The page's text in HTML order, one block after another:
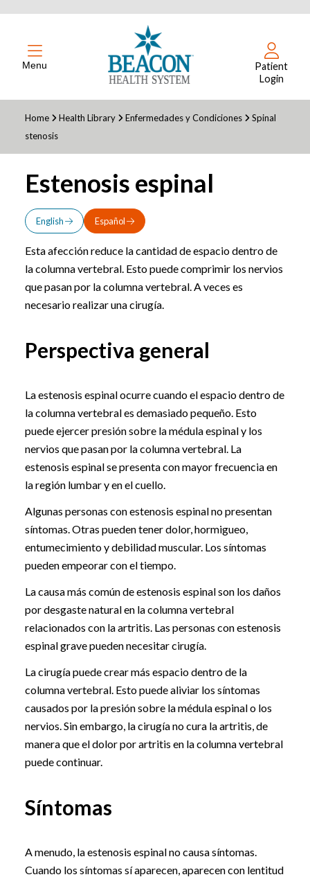
Menu
Patient
Login
Home Health Library Enfermedades y Condiciones
Spinal
stenosis
Estenosis espinal
English Español
Esta afección reduce la cantidad de espacio dentro de
la columna vertebral. Esto puede comprimir los nervios
que pasan por la columna vertebral. A veces es
necesario realizar una cirugía.
Perspectiva general
La estenosis espinal ocurre cuando el espacio dentro de
la columna vertebral es demasiado pequeño. Esto
puede ejercer presión sobre la médula espinal y los
nervios que pasan por la columna vertebral. La
estenosis espinal se presenta con mayor frecuencia en
la región lumbar y en el cuello.
Algunas personas con estenosis espinal no presentan
síntomas. Otras pueden tener dolor, hormigueo,
entumecimiento y debilidad muscular. Los síntomas
pueden empeorar con el tiempo.
La causa más común de estenosis espinal son los daños
por desgaste natural en la columna vertebral
relacionados con la artritis. Las personas con estenosis
espinal grave pueden necesitar cirugía.
La cirugía puede crear más espacio dentro de la
columna vertebral. Esto puede aliviar los síntomas
causados por la presión sobre la médula espinal o los
nervios. Sin embargo, la cirugía no cura la artritis, de
manera que el dolor por artritis en la columna vertebral
puede continuar.
Síntomas
A menudo, la estenosis espinal no causa síntomas.
Cuando los síntomas sí aparecen, aparecen con lentitud